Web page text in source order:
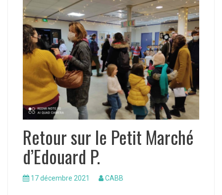
Retour sur le Petit Marché
d’Edouard P.
17 décembre 2021 CABB